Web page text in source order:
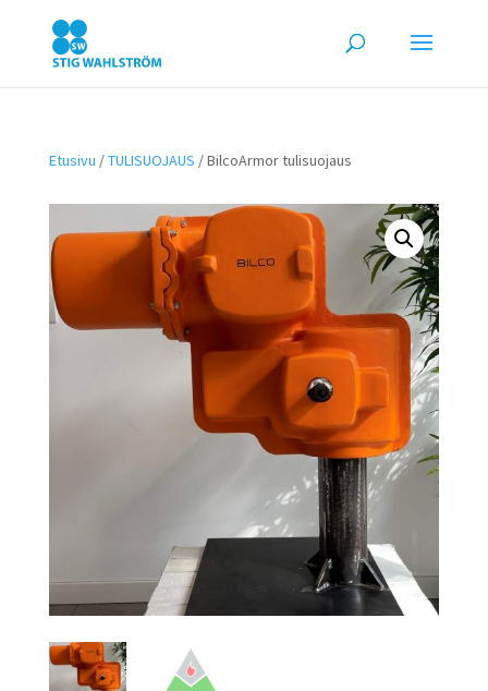
Etusivu /TULISUOJAUS / BilcoArmor tulisuojaus